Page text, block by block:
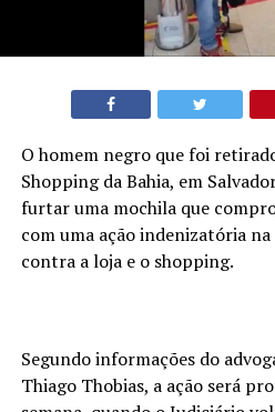
O homem negro que foi
Shopping da Bahia, em
furtar uma mochila que
com uma ação indenizatória
contra a loja e o shopping.
Segundo informações do
Thiago Thobias, a ação será